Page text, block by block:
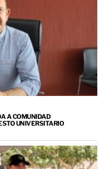
A COMUNIDAD
UNIVERSITARIO